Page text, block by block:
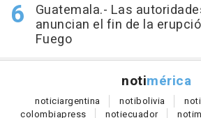
Guatemala.- Las
anuncian el fin de la
Fuego
notimérica
noticiargentina notibolivia noti
colombiapress notiecuador noti